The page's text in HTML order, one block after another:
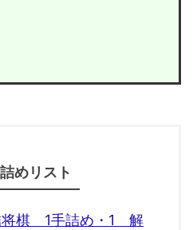
めリスト
将棋 1手詰め・1 解